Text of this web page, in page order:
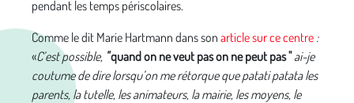
pendant les temps périscolaires.
Comme le dit Marie Hartmann dans son article sur ce centre :
«C’est possible, "quand on ne veut pas on ne peut pas "ai-je
coutume de dire lorsqu’on me rétorque que patati patata les
parents, la tutelle, les animateurs, la mairie, les moyens, le